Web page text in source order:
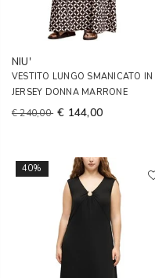
NIU'
VESTITO LUNGO SMANICATO IN
JERSEY DONNA MARRONE
€ 240,00 € 144,00
40%